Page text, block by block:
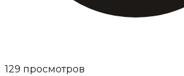
129 просмотров